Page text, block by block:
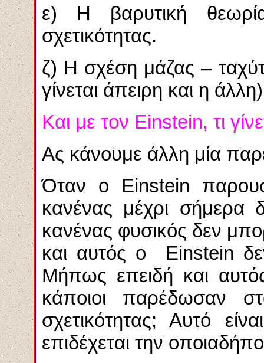
ε) Η βαρυτική
σχετικότητας.
ζ) Η σχέση μάζας –
γίνεται άπειρη και η
Και με τον Einstein, τι
Ας κάνουμε άλλη μία
Όταν ο Einstein
κανένας μέχρι σήμερα
κανένας φυσικός δεν
και αυτός ο Einstein
Μήπως επειδή και
κάποιοι παρέδωσαν
σχετικότητας; Αυτό
επιδέχεται την